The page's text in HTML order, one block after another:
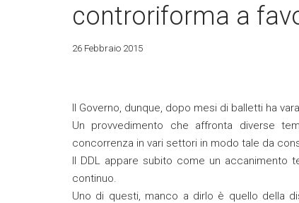
controriforma a
26 Febbraio 2015
Il Governo, dunque, dopo mesi di balletti ha
Un provvedimento che affronta diverse
concorrenza in vari settori in modo tale da
Il DDL appare subito come un accanimento
continuo.
Uno di questi, manco a dirlo è quello della